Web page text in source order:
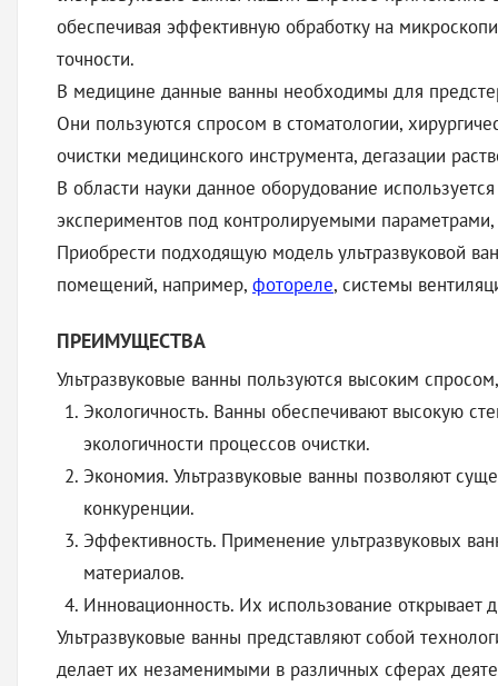
обеспечивая эффективную обработку на
точности.
В медицине данные ванны необходимы для
Они пользуются спросом в стоматологии,
очистки медицинского инструмента, дегазации
В области науки данное оборудование
экспериментов под контролируемыми
Приобрести подходящую модель ультразвуковой
помещений, например, фотореле, системы
ПРЕИМУЩЕСТВА
Ультразвуковые ванны пользуются высоким
Экологичность. Ванны обеспечивают высокую
экологичности процессов очистки.
Экономия. Ультразвуковые ванны позволяют
конкуренции.
Эффективность. Применение ультразвуковых
материалов.
Инновационность. Их использование открывает
Ультразвуковые ванны представляют собой
делает их незаменимыми в различных сферах